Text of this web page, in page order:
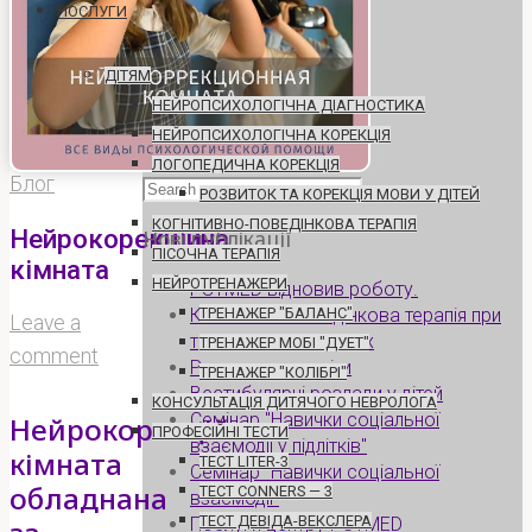
ПОСЛУГИ
ДІТЯМ
НЕЙРОПСИХОЛОГІЧНА ДІАГНОСТИКА
НЕЙРОПСИХОЛОГІЧНА КОРЕКЦІЯ
ЛОГОПЕДИЧНА КОРЕКЦІЯ
РОЗВИТОК ТА КОРЕКЦІЯ МОВИ У ДІТЕЙ
КОГНІТИВНО-ПОВЕДІНКОВА ТЕРАПІЯ
ПІСОЧНА ТЕРАПІЯ
НЕЙРОТРЕНАЖЕРИ
ТРЕНАЖЕР "БАЛАНС"
ТРЕНАЖЕР МОБІ "ДУЕТ"
ТРЕНАЖЕР "КОЛІБРІ"
КОНСУЛЬТАЦІЯ ДИТЯЧОГО НЕВРОЛОГА
ПРОФЕСІЙНІ ТЕСТИ
ТЕСТ LITER-3
ТЕСТ CONNERS — 3
ТЕСТ ДЕВІДА-ВЕКСЛЕРА
Блог
Нейрокорекційна
кімната
Leave a
comment
Нейрокорекційна
кімната
обладнана
Search
for:
Нові публікації
PSYMED відновив роботу.
Когнітивно-поведінкова терапія при
тревожних розладах
Розлучення та діти
Вестибулярні розлади у дітей
Семінар "Навички соціальної
взаємодії у підлітків"
Семінар "Навички соціальної
взаємодії"
Послуги центру PSYMED